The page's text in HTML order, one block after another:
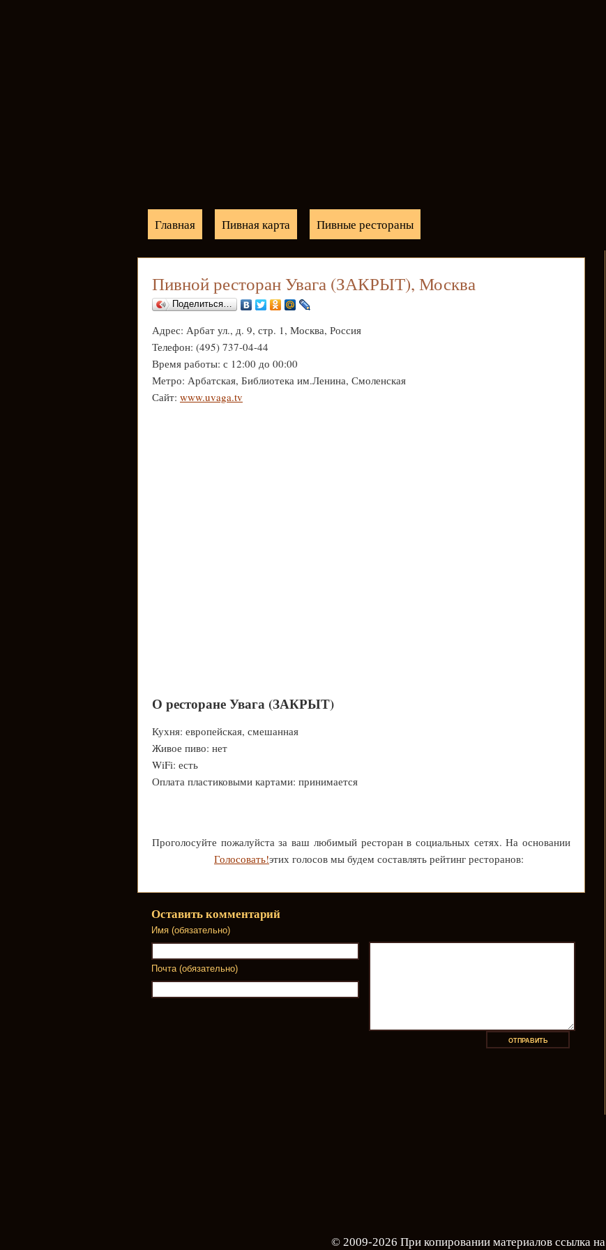
Главная Пивная карта Пивные рестораны
Пивной ресторан Увага (ЗАКРЫТ), Москва
Поделиться…
Адрес: Арбат ул., д. 9, стр. 1, Москва, Россия
Телефон: (495) 737-04-44
Время работы: с 12:00 до 00:00
Метро: Арбатская, Библиотека им.Ленина, Смоленская
Сайт: www.uvaga.tv
О ресторане Увага (ЗАКРЫТ)
Кухня: европейская, смешанная
Живое пиво: нет
WiFi: есть
Оплата пластиковыми картами: принимается
Проголосуйте пожалуйста за ваш любимый ресторан в социальных сетях. На основании
этих голосов мы будем составлять рейтинг ресторанов:
Голосовать!
Оставить комментарий
Имя (обязательно)
Почта (обязательно)
© 2009-2026 При копировании материалов ссылка на